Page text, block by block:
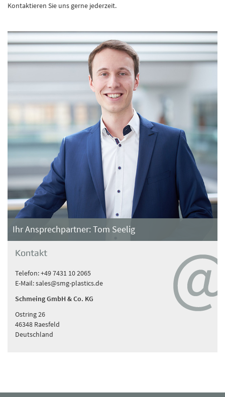
Kontaktieren Sie uns gerne jederzeit.
Ihr Ansprechpartner: Tom Seelig
Kontakt
Telefon: +49 7431 10 2065
E-Mail:sales@smg-plastics.de
Schmeing GmbH & Co. KG
Ostring 26
46348 Raesfeld
Deutschland